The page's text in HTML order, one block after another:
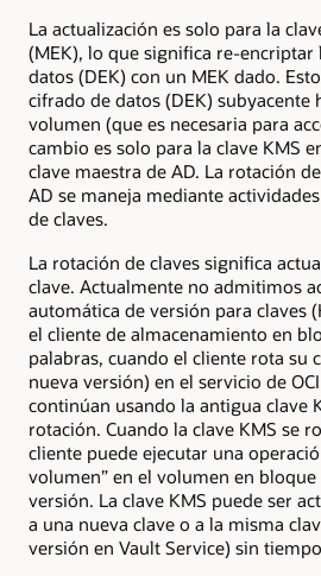
La actualización es solo para la
(MEK), lo que significa re-encriptar
datos (DEK) con un MEK dado.
cifrado de datos (DEK) subyacente
volumen (que es necesaria para
cambio es solo para la clave KMS
clave maestra de AD. La rotación
AD se maneja mediante
de claves.
La rotación de claves significa
clave. Actualmente no admitimos
automática de versión para claves
el cliente de almacenamiento en
palabras, cuando el cliente rota su
nueva versión) en el servicio de
continúan usando la antigua clave
rotación. Cuando la clave KMS se
cliente puede ejecutar una
volumen” en el volumen en
versión. La clave KMS puede ser
a una nueva clave o a la misma
versión en Vault Service) sin